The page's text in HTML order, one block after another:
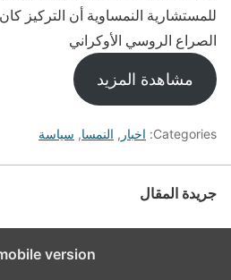
للمستشارية النمساوية أن التركيز
الصراع الروسي الأوكراني
مشاهدة المزيد
Categories: اخبار , النمسا, سياسة
جريدة المقال
version